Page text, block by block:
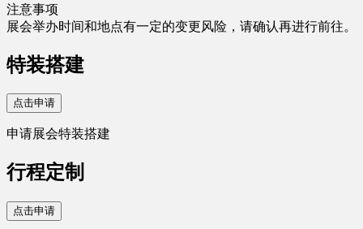
注意事项
展会举办时间和地点有一定的变更风险，请确认再进行前往。
特装搭建
点击申请
申请展会特装搭建
行程定制
点击申请